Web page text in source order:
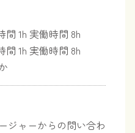
間 1h 実働時間 8h
間 1h 実働時間 8h
ジャーからの問い合わ